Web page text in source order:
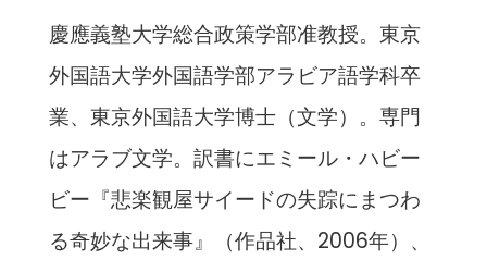
慶應義塾⼤学総合政策学部准教授。東京
外国語⼤学外国語学部アラビア語学科卒
業、東京外国語⼤学博⼠（⽂学）。専⾨
はアラブ⽂学。訳書にエミール・ハビー
ビー『悲楽観屋サイードの失踪にまつわ
る奇妙な出来事』（作品社、2006年）、